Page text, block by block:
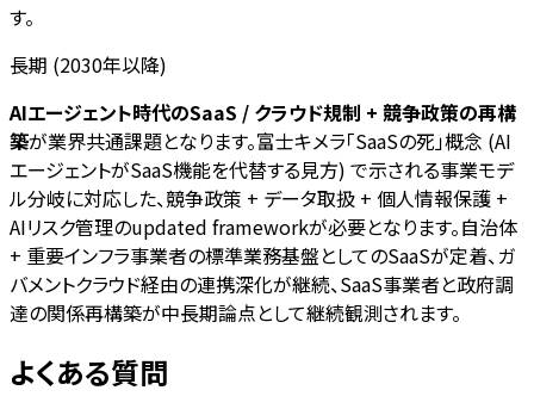
す。
長期 (2030年以降)
AIエージェント時代のSaaS / クラウド規制 + 競争政策の再構
築が業界共通課題となります。富士キメラ「SaaSの死」概念 (AI
エージェントがSaaS機能を代替する見方) で示される事業モデ
ル分岐に対応した、競争政策 + データ取扱 + 個人情報保護 +
AIリスク管理のupdated frameworkが必要となります。自治体
+ 重要インフラ事業者の標準業務基盤としてのSaaSが定着、ガ
バメントクラウド経由の連携深化が継続、SaaS事業者と政府調
達の関係再構築が中長期論点として継続観測されます。
よくある質問